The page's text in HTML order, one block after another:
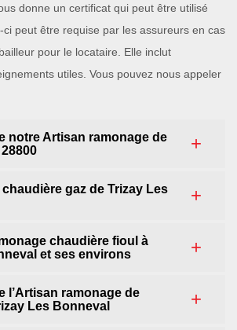
donne un certificat qui peut être utilisé
ci peut être requise par les assureurs en cas
pour le locataire. Elle inclut
utiles. Vous pouvez nous appeler
notre Artisan ramonage de
gaz de Trizay Les
chaudière fioul à
et ses environs
l’Artisan ramonage de
Les Bonneval